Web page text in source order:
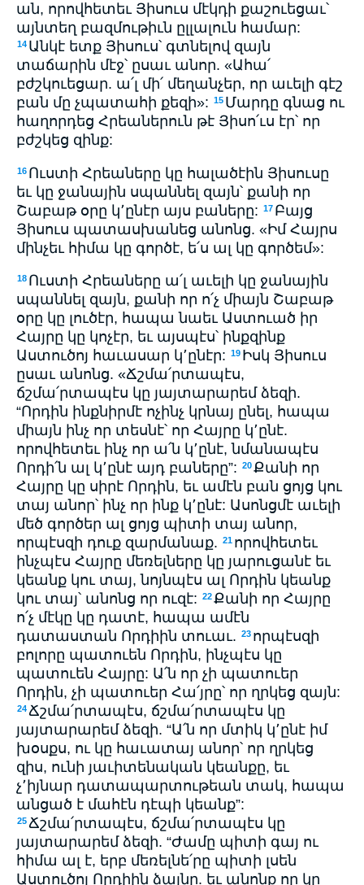
ան, որովհետեւ Յիսուս մէկդի քաշուեցաւ՝
այնտեղ բազմութիւն ըլլալուն համար:
14 Անկէ ետք Յիսուս՝ գտնելով զայն
տաճարին մէջ՝ ըսաւ անոր. «Ահա՛
բժշկուեցար. ա՛լ մի՛ մեղանչեր, որ աւելի գէշ
բան մը չպատահի քեզի»: 15 Մարդը գնաց ու
հաղորդեց Հրեաներուն թէ Յիսո՛ւս էր՝ որ
բժշկեց զինք:
16 Ուստի Հրեաները կը հալածէին Յիսուսը
եւ կը ջանային սպաննել զայն՝ քանի որ
Շաբաթ օրը կ՚ընէր այս բաները: 17 Բայց
Յիսուս պատասխանեց անոնց. «Իմ Հայրս
մինչեւ հիմա կը գործէ, ե՛ս ալ կը գործեմ»:
18 Ուստի Հրեաները ա՛լ աւելի կը ջանային
սպաննել զայն, քանի որ ո՛չ միայն Շաբաթ
օրը կը լուծէր, հապա նաեւ Աստուած իր
Հայրը կը կոչէր, եւ այսպէս՝ ինքզինք
Աստուծոյ հաւասար կ՚ընէր: 19 Իսկ Յիսուս
ըսաւ անոնց. «Ճշմա՛րտապէս,
ճշմա՛րտապէս կը յայտարարեմ ձեզի.
“Որդին ինքնիրմէ ոչինչ կրնայ ընել, հապա
միայն ինչ որ տեսնէ՝ որ Հայրը կ՚ընէ.
որովհետեւ ինչ որ ա՛ն կ՚ընէ, նմանապէս
Որդի՛ն ալ կ՚ընէ այդ բաները”: 20Քանի որ
Հայրը կը սիրէ Որդին, եւ ամէն բան ցոյց կու
տայ անոր՝ ինչ որ ինք կ՚ընէ: Ասոնցմէ աւելի
մեծ գործեր ալ ցոյց պիտի տայ անոր,
որպէսզի դուք զարմանաք. 21 որովհետեւ
ինչպէս Հայրը մեռելները կը յարուցանէ եւ
կեանք կու տայ, նոյնպէս ալ Որդին կեանք
կու տայ՝ անոնց որ ուզէ: 22Քանի որ Հայրը
ո՛չ մէկը կը դատէ, հապա ամէն
դատաստան Որդիին տուաւ. 23 որպէսզի
բոլորը պատուեն Որդին, ինչպէս կը
պատուեն Հայրը: Ա՛ն որ չի պատուեր
Որդին, չի պատուեր Հա՛յրը՝ որ ղրկեց զայն:
24 Ճշմա՛րտապէս, ճշմա՛րտապէս կը
յայտարարեմ ձեզի. “Ա՛ն որ մտիկ կ՚ընէ իմ
խօսքս, ու կը հաւատայ անոր՝ որ ղրկեց
զիս, ունի յաւիտենական կեանքը, եւ
չ՚իյնար դատապարտութեան տակ, հապա
անցած է մահէն դէպի կեանք”:
25 Ճշմա՛րտապէս, ճշմա՛րտապէս կը
յայտարարեմ ձեզի. “Ժամը պիտի գայ ու
հիմա ալ է, երբ մեռելնե՛րը պիտի լսեն
Աստուծոյ Որդիին ձայնը. եւ անոնք որ կը